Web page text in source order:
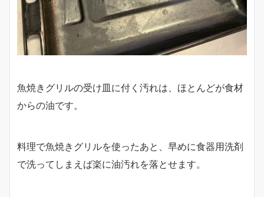
魚焼きグリルの受け皿に付く汚れは、ほとんどが食材
からの油です。
料理で魚焼きグリルを使ったあと、早めに食器用洗剤
で洗ってしまえば楽に油汚れを落とせます。